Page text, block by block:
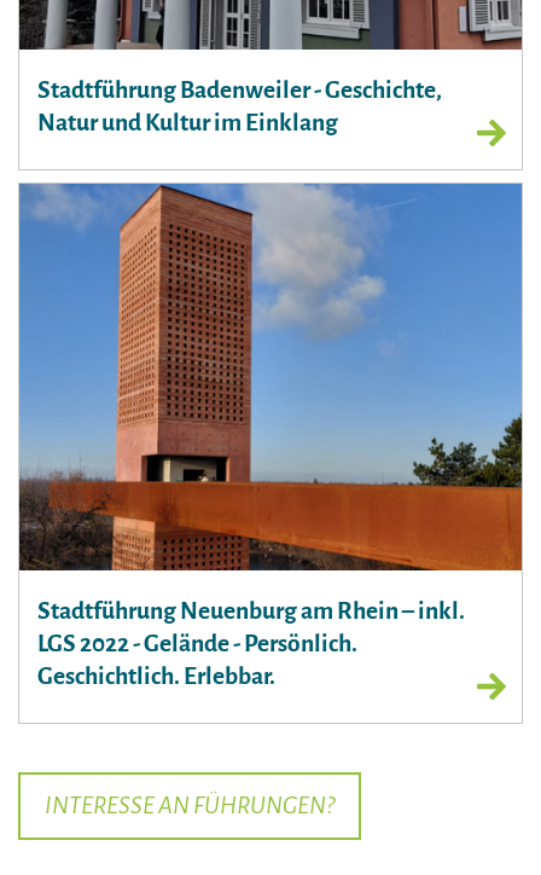
Stadtführung Badenweiler - Geschichte,
Natur und Kultur im Einklang
Stadtführung Neuenburg am Rhein – inkl.
LGS 2022 - Gelände - Persönlich.
Geschichtlich. Erlebbar.
INTERESSE AN FÜHRUNGEN?